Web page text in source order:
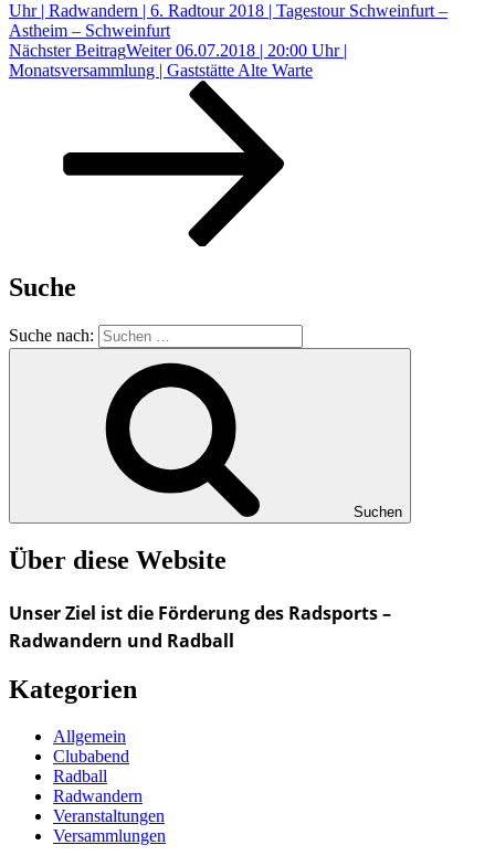
Uhr | Radwandern | 6. Radtour 2018 | Tagestour Schweinfurt –
Astheim – Schweinfurt
Nächster BeitragWeiter 06.07.2018 | 20:00 Uhr |
Monatsversammlung | Gaststätte Alte Warte
Suche
Suche nach:
Suchen
Über diese Website
Unser Ziel ist die Förderung des Radsports –
Radwandern und Radball
Kategorien
Allgemein
Clubabend
Radball
Radwandern
Veranstaltungen
Versammlungen